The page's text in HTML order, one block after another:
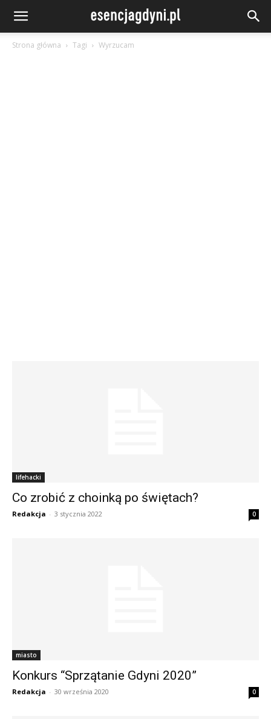
Strona główna Tagi Wyrzucam
lifehacki
Co zrobić z choinką po świętach?
Redakcja - 3 stycznia 2022 0
miasto
Konkurs “Sprzątanie Gdyni 2020”
Redakcja - 30 września 2020 0